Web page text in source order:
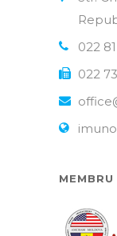
022
022
MEMBRU